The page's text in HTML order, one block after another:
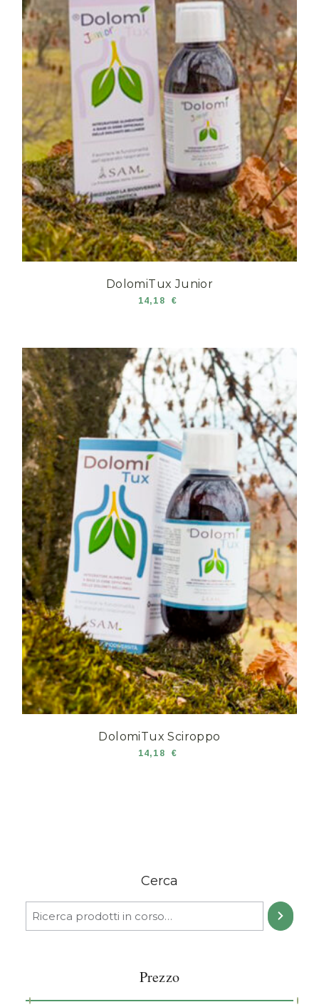
DolomiTux Junior
14,18 €
DolomiTux Sciroppo
14,18 €
Cerca
Prezzo